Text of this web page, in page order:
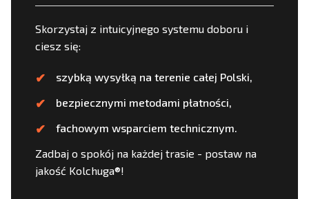
Skorzystaj z intuicyjnego systemu doboru i
ciesz się:
szybką wysyłką na terenie całej Polski,
bezpiecznymi metodami płatności,
fachowym wsparciem technicznym.
Zadbaj o spokój na każdej trasie - postaw na
jakość Kolchuga®!